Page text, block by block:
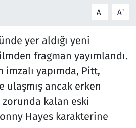
A- A+
yer aldığı yeni
fragman yayımlandı.
yapımda, Pitt,
ulaşmış ancak erken
kalan eski
Hayes karakterine